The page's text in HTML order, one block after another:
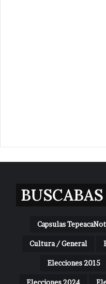
Capsulas
Cultura / General
Elecciones 2015
Elecciones 2024